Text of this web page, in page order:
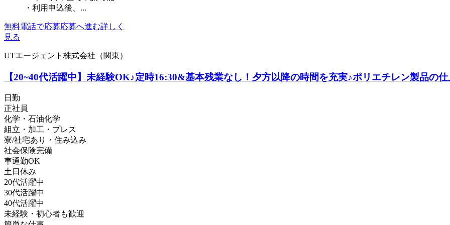
・利用申込後、...
無料電話で応募応募へ進む詳しく
見る
UTエージェント株式会社（関東）
【20~40代活躍中】未経験OK♪定時16:30&基本残業なし！夕方以降の時間を充実♪ポリエチレン製品の
日勤
正社員
化学・石油化学
組立・加工・プレス
寮/社宅あり・住み込み
社会保険完備
車通勤OK
土日休み
20代活躍中
30代活躍中
40代活躍中
未経験・初心者も歓迎